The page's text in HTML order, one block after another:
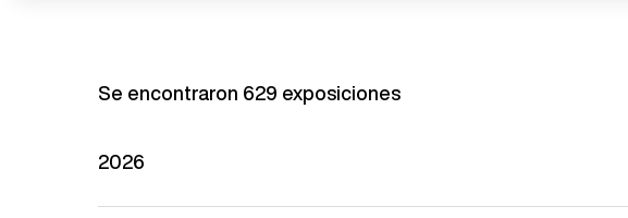
Se encontraron 629 exposiciones
2026